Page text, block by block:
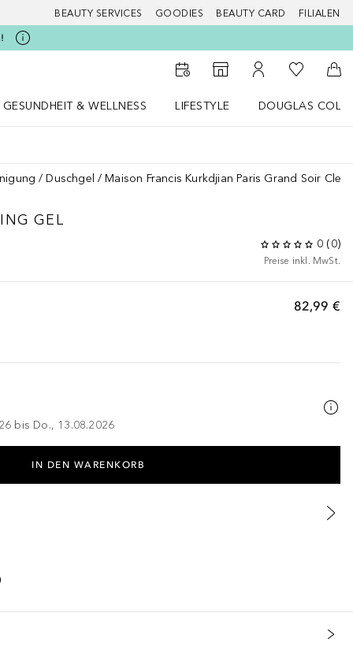
BEAUTY SERVICES GOODIES BEAUTY CARD FILIALEN
Zum Storefinder
Zu Meinem
Zu Meiner
GESUNDHEIT & WELLNESS
LIFESTYLE
DOUGLAS
Duschgel Maison Francis Kurkdjian Paris Grand Soir
GEL
0 (0)
Preise inkl. MwSt.
82,99 €
bis Do., 13.08.2026
IN DEN WARENKORB